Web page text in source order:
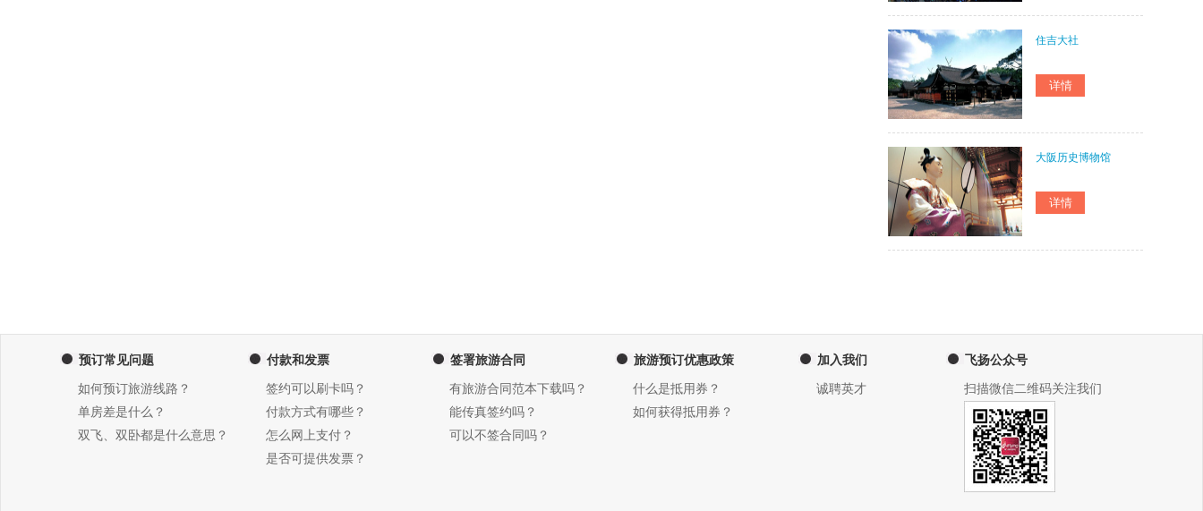
住吉大社
大阪历史博物馆
预订常见问题
如何预订旅游线路？
单房差是什么？
双飞、双卧都是什么意思？
付款和发票
签约可以刷卡吗？
付款方式有哪些？
怎么网上支付？
是否可提供发票？
签署旅游合同
有旅游合同范本下载吗？
能传真签约吗？
可以不签合同吗？
旅游预订优惠政策
什么是抵用券？
如何获得抵用券？
加入我们
诚聘英才
飞扬公众号
扫描微信二维码关注我们